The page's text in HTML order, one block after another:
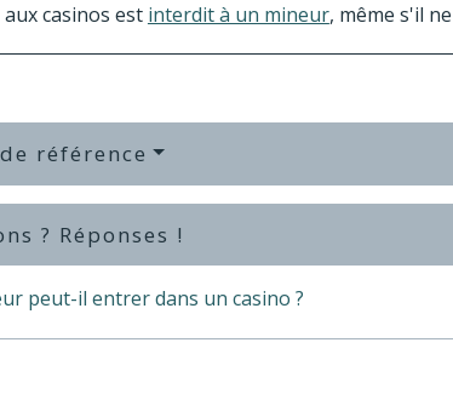
aux casinos est interdit à un mineur, même s'il
référence
? Réponses !
peut-il entrer dans un casino ?